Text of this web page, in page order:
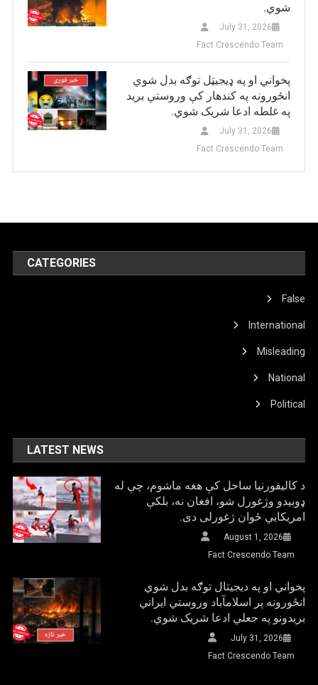
شوي.
July 31, 2026
Fact Crescendo Team
پخواني او په ډيجيټل توګه بدل شوي
انځورونه په کندهار کې وروستي برید
په غلطه ادعا شریک شوي.
July 31, 2026
Fact Crescendo Team
CATEGORIES
False
International
Misleading
National
Political
LATEST NEWS
د کالیفورنیا ساحل کې هغه ماشوم، چې له
ډوبیدو وژغورل شو، افغان نه، بلکې
امریکایي ځوان ژغورلی دی.
August 1, 2026
Fact Crescendo Team
پخواني او په دیجیتال توګه بدل شوي
انځورونه پر اسلامآباد وروستي ایراني
بريدونو په جعلي ادعا شریک شوي.
July 31, 2026
Fact Crescendo Team